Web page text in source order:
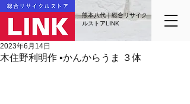
熊本八代｜総合リサイク
ルストアLINK
木住野利明作 ▪️かんからうま ３体
2023年6月14日